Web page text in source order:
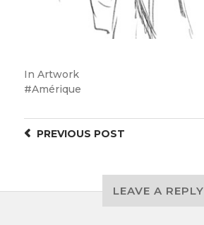
In Artwork
Amérique
PREVIOUS POST
LEAVE A REPLY